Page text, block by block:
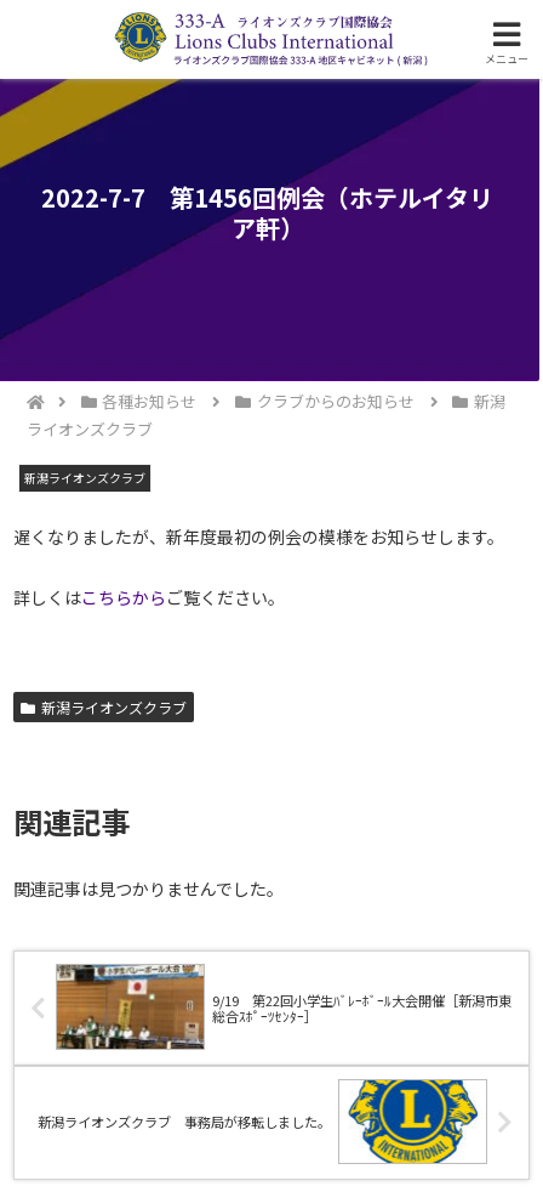
ライオンズクラブ国際協会333-A地区の活動
2022-7-7 第1456回例会（ホテルイタリ
ア軒）
各種お知らせ クラブからのお知らせ
新潟
ライオンズクラブ
新潟ライオンズクラブ
遅くなりましたが、新年度最初の例会の模様をお知らせします。
詳しくはこちらから ご覧ください。
新潟ライオンズクラブ
関連記事
関連記事は見つかりませんでした。
9/19 第22回小学生ﾊﾞﾚｰﾎﾞｰﾙ大会開催［新潟市東
総合ｽﾎﾟｰﾂｾﾝﾀｰ］
新潟ライオンズクラブ 事務局が移転しました。
メニュー